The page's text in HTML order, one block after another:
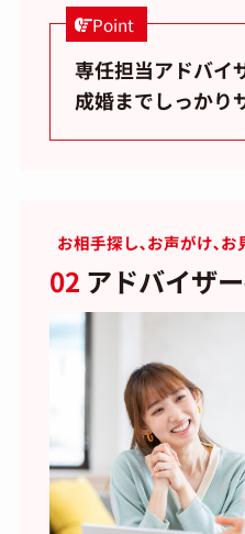
Point
専任担当アドバイ
成婚までしっかり
お相手探し､お声がけ､
02 アドバイザ